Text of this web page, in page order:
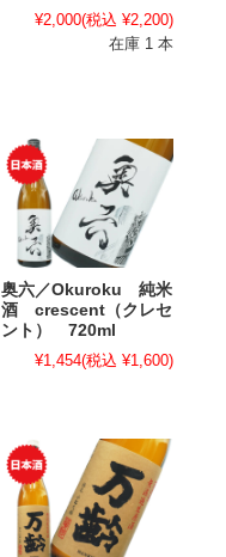
¥2,000(税込 ¥2,200)
在庫 1 本
奥六／Okuroku 純米
酒 crescent（クレセ
ント） 720ml
¥1,454(税込 ¥1,600)